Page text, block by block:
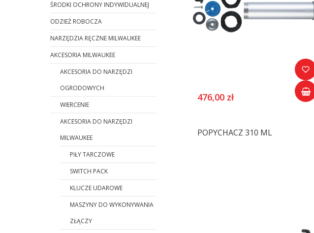
ŚRODKI OCHRONY INDYWIDUALNEJ
ODZIEŻ ROBOCZA
NARZĘDZIA RĘCZNE MILWAUKEE
AKCESORIA MILWAUKEE
AKCESORIA DO NARZĘDZI
OGRODOWYCH
WIERCENIE
AKCESORIA DO NARZĘDZI
MILWAUKEE
PIŁY TARCZOWE
SWITCH PACK
KLUCZE UDAROWE
MASZYNY DO WYKONYWANIA
ZŁĄCZY
476,00 zł
POPYCHACZ 310 ML